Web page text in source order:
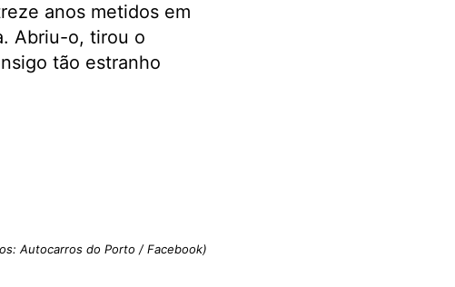
anos metidos em
Abriu-o, tirou o
tão estranho
Autocarros do Porto / Facebook)